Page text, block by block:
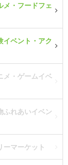
メ・フードフェ
イベント・アク
メ・ゲームイベ
ふれあいイベン
ーマーケット